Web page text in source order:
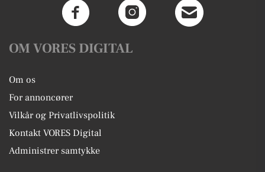
OM VORES DIGITAL
Om os
For annoncører
Vilkår og Privatlivspolitik
Kontakt VORES Digital
Administrer samtykke